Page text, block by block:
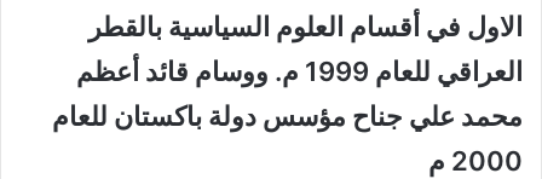
الاول في أقسام العلوم السياسية بالقطر
العراقي للعام 1999 م. ووسام قائد أعظم
محمد علي جناح مؤسس دولة باكستان للعام
2000 م